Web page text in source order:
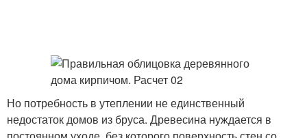
Но потребность в утеплении не единственный
недостаток домов из бруса. Древесина нуждается в